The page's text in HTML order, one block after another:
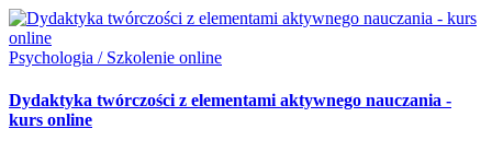
Psychologia / Szkolenie online
Dydaktyka twórczości z elementami aktywnego nauczania -
kurs online